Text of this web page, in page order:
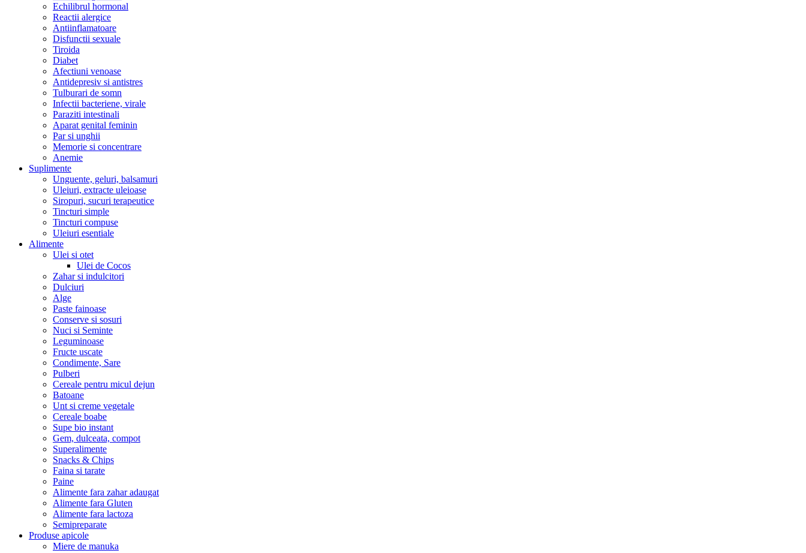
Echilibrul hormonal
Reactii alergice
Antiinflamatoare
Disfunctii sexuale
Tiroida
Diabet
Afectiuni venoase
Antidepresiv si antistres
Tulburari de somn
Infectii bacteriene, virale
Paraziti intestinali
Aparat genital feminin
Par si unghii
Memorie si concentrare
Anemie
Suplimente
Unguente, geluri, balsamuri
Uleiuri, extracte uleioase
Siropuri, sucuri terapeutice
Tincturi simple
Tincturi compuse
Uleiuri esentiale
Alimente
Ulei si otet
Ulei de Cocos
Zahar si indulcitori
Dulciuri
Alge
Paste fainoase
Conserve si sosuri
Nuci si Seminte
Leguminoase
Fructe uscate
Condimente, Sare
Pulberi
Cereale pentru micul dejun
Batoane
Unt si creme vegetale
Cereale boabe
Supe bio instant
Gem, dulceata, compot
Superalimente
Snacks & Chips
Faina si tarate
Paine
Alimente fara zahar adaugat
Alimente fara Gluten
Alimente fara lactoza
Semipreparate
Produse apicole
Miere de manuka